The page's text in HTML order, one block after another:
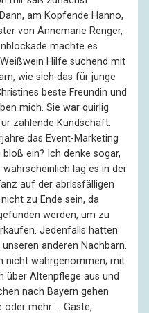
am Kopfende Hanno,
von Annemarie Renger,
machte es
Hilfe suchend mit
wie sich das für junge
beste Freundin und
mich. Sie war quirlig
zahlende Kundschaft.
das Event-Marketing
ein? Ich denke sogar,
lag es in der
auf der abrissfälligen
zu Ende sein, da
werden, um zu
Jedenfalls hatten
anderen Nachbarn.
nicht wahrgenommen; mit
über Altenpflege aus und
nach Bayern gehen
oder mehr … Gäste,